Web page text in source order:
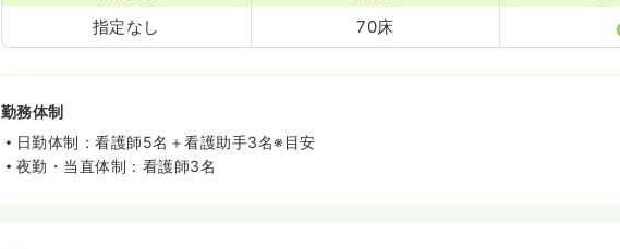
指定なし 70床
勤務体制
日勤体制：看護師5名＋看護助手3名※目安
夜勤・当直体制：看護師3名